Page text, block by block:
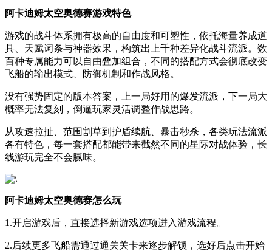
阿卡迪姆太空奥德赛游戏特色
游戏的战斗体系拥有极高的自由度和可塑性，依托海量养成道
具、天赋词条与神器效果，构筑出上千种差异化战斗流派。数
百种专属能力可以自由叠加组合，不同的搭配方式会彻底改变
飞船的输出模式、防御机制和作战风格。
没有强势固定的版本答案，上一局好用的爆发流派，下一局大
概率无法复刻，倒逼玩家灵活调整作战思路。
从攻速拉扯、范围割草到护盾续航、暴击秒杀，各类玩法流派
各有特色，每一套搭配都能带来截然不同的星际对战体验，长
线游玩完全不会腻味。
阿卡迪姆太空奥德赛怎么玩
1.开启游戏后，直接选择新游戏选项进入游戏流程。
2.后续更多飞船需通过通关关卡来逐步解锁，选好后点击开始